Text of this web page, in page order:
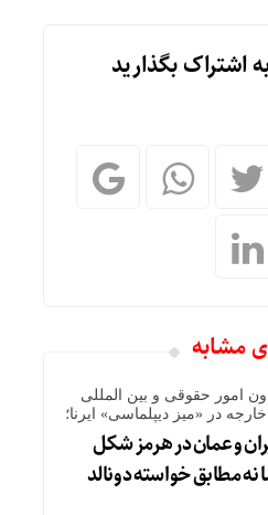
اشتراک بگذارید
مشابه
امور حقوقی و بین المللی
در «میز دیپلماسی» ایرنا؛
و عمان در هرمز شکل
نه مطابق خواسته دونالد